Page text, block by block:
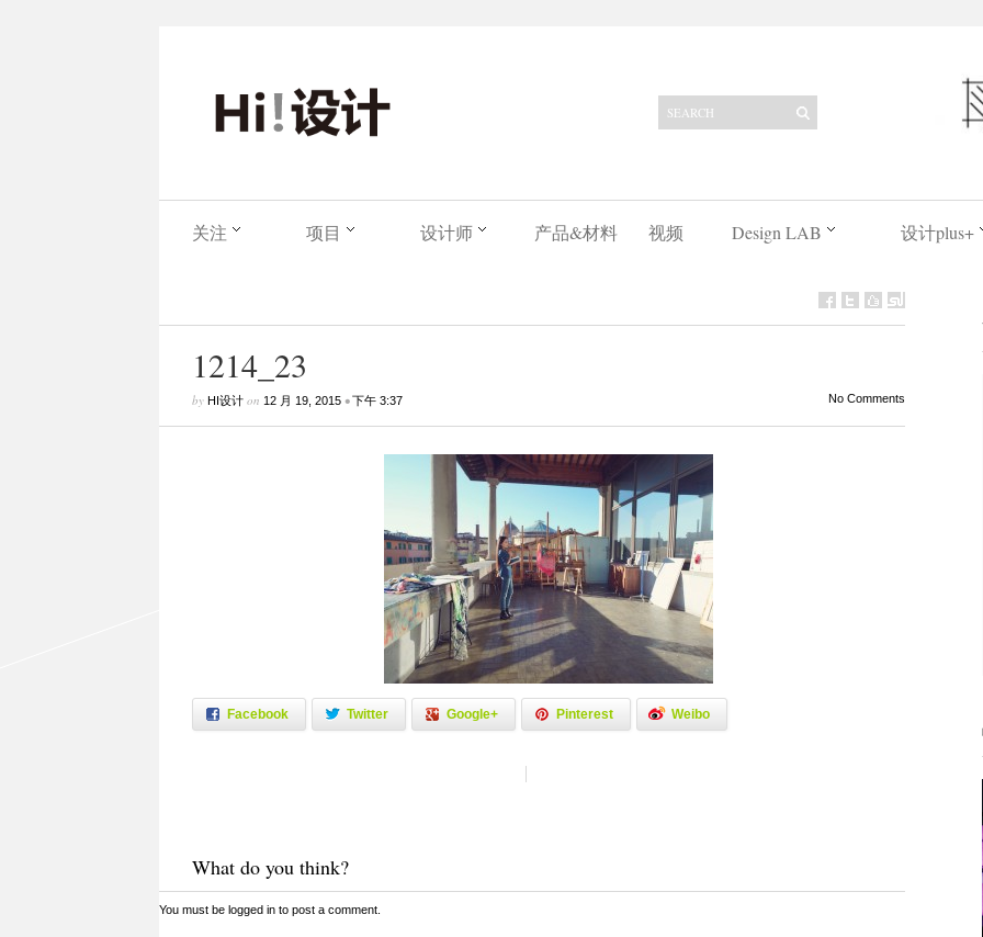
关注 项目 设计师 产品&材料 视频 Design LAB 设计plus+
1214_23
by HI设计on 12 月 19, 2015•下午 3:37 No Comments
Facebook Twitter Google+ Pinterest Weibo
What do you think?
You must be logged into post a comment.